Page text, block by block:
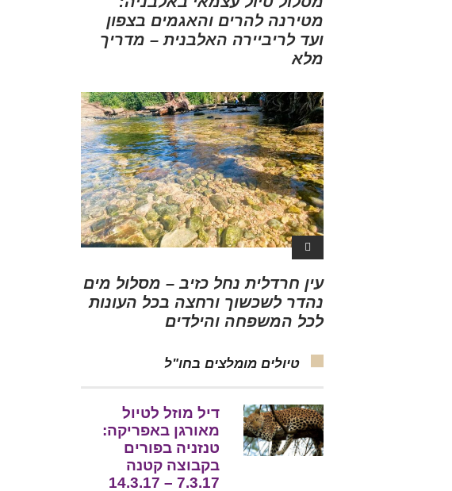
מטירנה להרים והאגמים בצפון
ועד לריביירה האלבנית – מדריך
מלא
עין חרדלית נחל כזיב – מסלול מים
נהדר לשכשוך ורחצה בכל העונות
לכל המשפחה והילדים
טיולים מומלצים בחו"ל
דיל מוזל לטיול
מאורגן באפריקה:
טנזניה בפורים
בקבוצה קטנה
7.3.17 – 14.3.17